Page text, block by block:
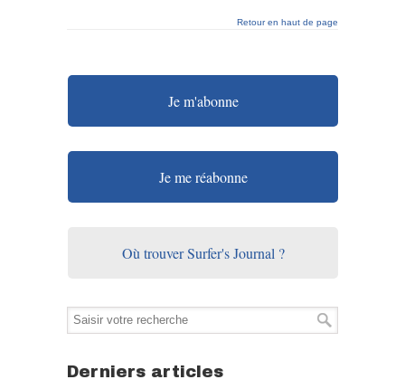
Retour en haut de page
Je m'abonne
Je me réabonne
Où trouver Surfer's Journal ?
Derniers articles